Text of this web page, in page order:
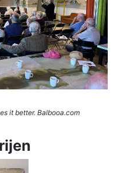
it better. Balbooa.com